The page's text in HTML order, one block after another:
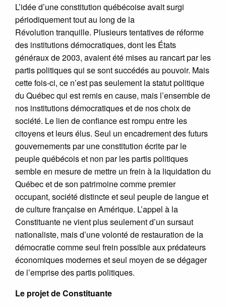
L’idée d’une constitution québécoise avait surgi
périodiquement tout au long de la
Révolution tranquille. Plusieurs tentatives de réforme
des institutions démocratiques, dont les États
généraux de 2003, avaient été mises au rancart par les
partis politiques qui se sont succédés au pouvoir. Mais
cette fois-ci, ce n’est pas seulement la statut politique
du Québec qui est remis en cause, mais l’ensemble de
nos institutions démocratiques et de nos choix de
société. Le lien de confiance est rompu entre les
citoyens et leurs élus. Seul un encadrement des futurs
gouvernements par une constitution écrite par le
peuple québécois et non par les partis politiques
semble en mesure de mettre un frein à la liquidation du
Québec et de son patrimoine comme premier
occupant, société distincte et seul peuple de langue et
de culture française en Amérique. L’appel à la
Constituante ne vient plus seulement d’un sursaut
nationaliste, mais d’une volonté de restauration de la
démocratie comme seul frein possible aux prédateurs
économiques modernes et seul moyen de se dégager
de l’emprise des partis politiques.
Le projet de Constituante